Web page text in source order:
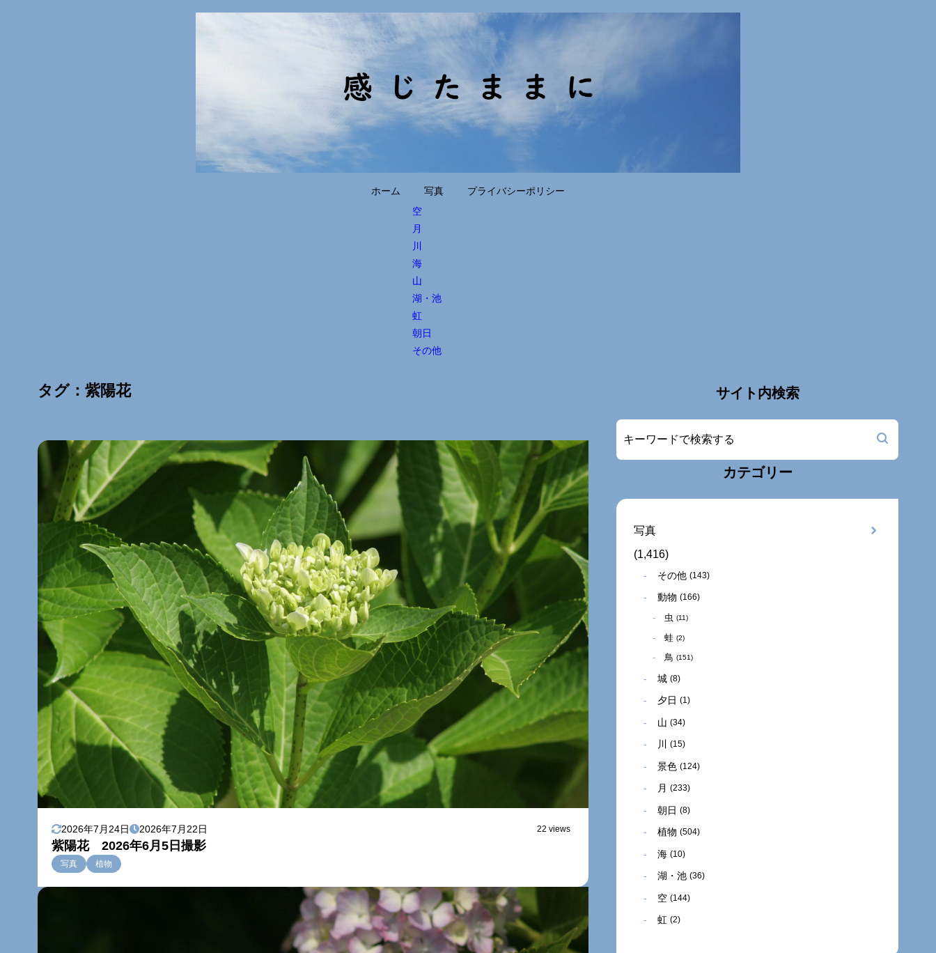
ホーム
写真
空
月
川
海
山
湖・池
虹
朝日
その他
プライバシーポリシー
タグ：紫陽花
2026年7月24日 2026年7月22日 22 views
紫陽花 2026年6月5日撮影
写真 植物
サイト内検索
カテゴリー
写真
(1,416)
その他 (143)
動物 (166)
虫 (11)
蛙 (2)
鳥 (151)
城 (8)
夕日 (1)
山 (34)
川 (15)
景色 (124)
月 (233)
朝日 (8)
植物 (504)
海 (10)
湖・池 (36)
空 (144)
虹 (2)